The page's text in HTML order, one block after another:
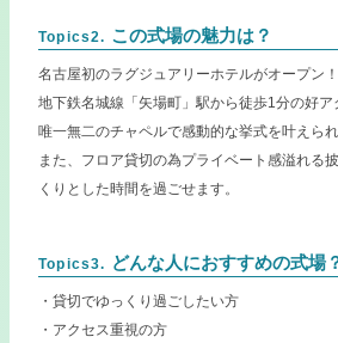
Topics2. この式場の魅力は？
名古屋初のラグジュアリーホテルがオープン！
地下鉄名城線「矢場町」駅から徒歩1分の好ア
唯一無二のチャペルで感動的な挙式を叶えら
また、フロア貸切の為プライベート感溢れる
くりとした時間を過ごせます。
Topics3. どんな人におすすめの式場
・貸切でゆっくり過ごしたい方
・アクセス重視の方